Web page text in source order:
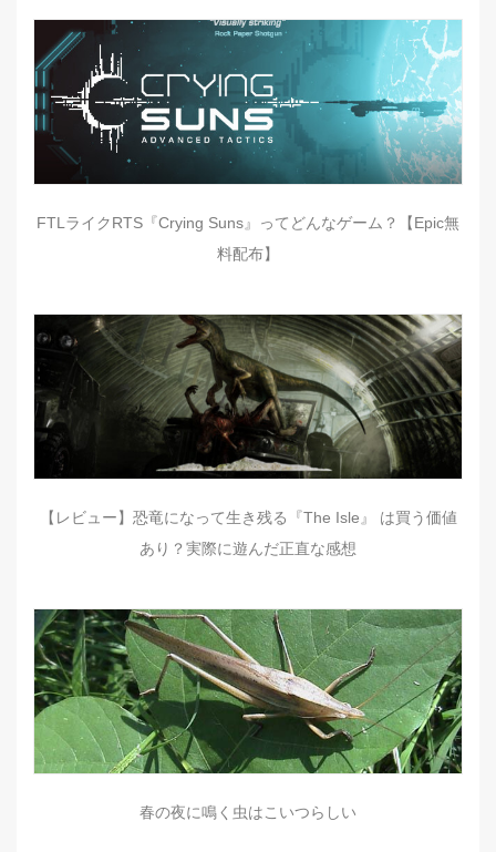
FTLライクRTS『Crying Suns』ってどんなゲーム？【Epic無
料配布】
【レビュー】恐竜になって生き残る『The Isle』 は買う価値
あり？実際に遊んだ正直な感想
春の夜に鳴く虫はこいつらしい